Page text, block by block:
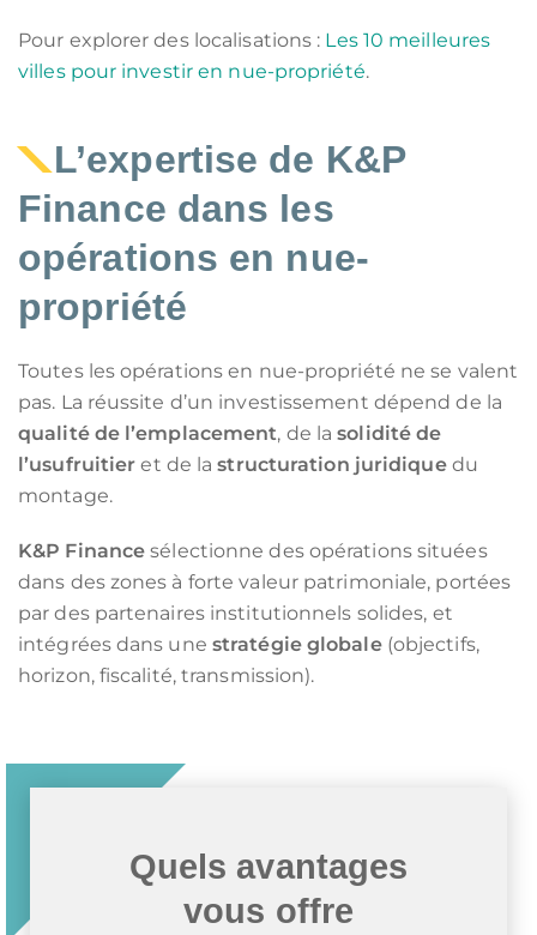
Pour explorer des localisations : Les 10 meilleures
villes pour investir en nue-propriété.
L’expertise de K&P
Finance dans les
opérations en nue-
propriété
Toutes les opérations en nue-propriété ne se valent
pas. La réussite d’un investissement dépend de la
qualité de l’emplacement, de lasolidité de
l’usufruitier et de lastructuration juridiquedu
montage.
K&P Finance sélectionne des opérations situées
dans des zones à forte valeur patrimoniale, portées
par des partenaires institutionnels solides, et
intégrées dans une stratégie globale(objectifs,
horizon, fiscalité, transmission).
Quels avantages
vous offre